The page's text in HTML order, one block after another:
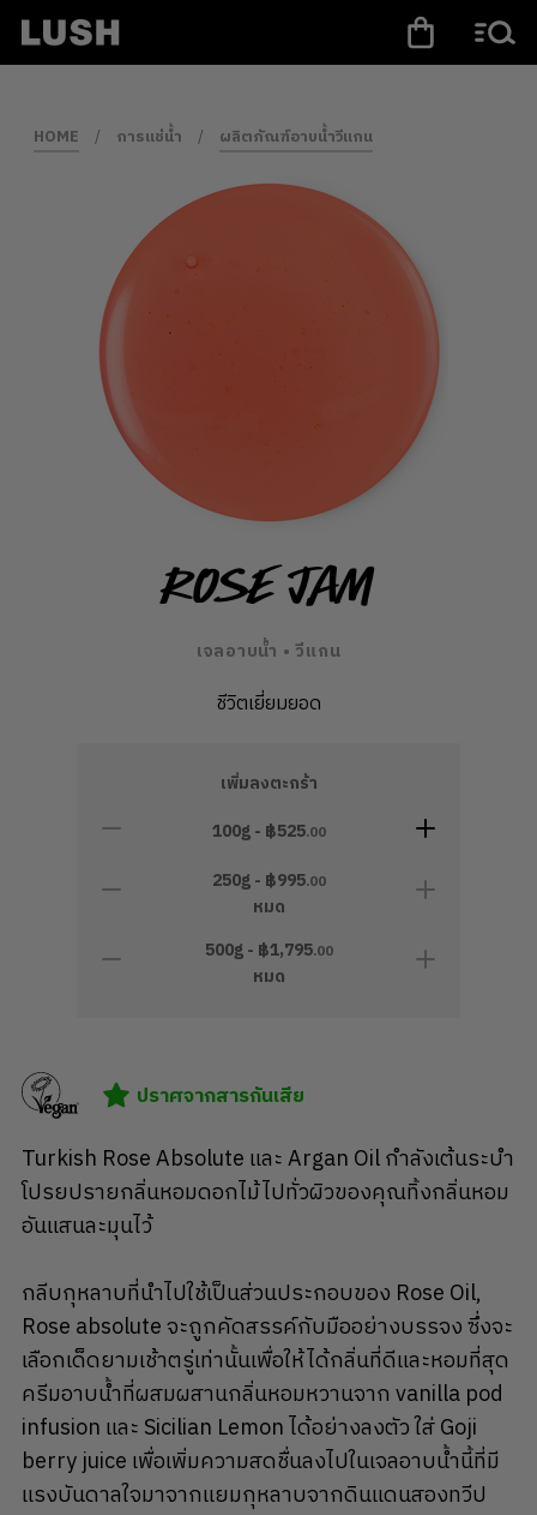
HOME / การแช่น้ำ / ผลิตภัณฑ์อาบน้ำวีแกน
Rose Jam
เจลอาบน้ำ • วีแกน
ชีวิตเยี่ยมยอด
เพิ่มลงตะกร้า
100g - ฿525.00
250g - ฿995.00
หมด
500g - ฿1,795.00
หมด
ปราศจากสารกันเสีย
Turkish Rose Absolute และ Argan Oil กำลังเต้นระบำ
โปรยปรายกลิ่นหอมดอกไม้ไปทั่วผิวของคุณทิ้งกลิ่นหอม
อันแสนละมุนไว้
กลีบกุหลาบที่นำไปใช้เป็นส่วนประกอบของ Rose Oil,
Rose absolute จะถูกคัดสรรค์กับมืออย่างบรรจง ซึ่งจะ
เลือกเด็ดยามเช้าตรู่เท่านั้นเพื่อให้ได้กลิ่นที่ดีและหอมที่สุด
ครีมอาบน้ำที่ผสมผสานกลิ่นหอมหวานจาก vanilla pod
infusion และ Sicilian Lemon ได้อย่างลงตัว ใส่ Goji
berry juice เพื่อเพิ่มความสดชื่นลงไปในเจลอาบน้ำนี้ที่มี
แรงบันดาลใจมาจากแยมกุหลาบจากดินแดนสองทวีป